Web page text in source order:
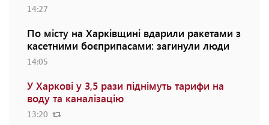
14:27
По місту на Харківщині вдарили ракетами з
касетними боєприпасами: загинули люди
14:05
У Харкові у 3,5 рази піднімуть тарифи на
воду та каналізацію
13:20